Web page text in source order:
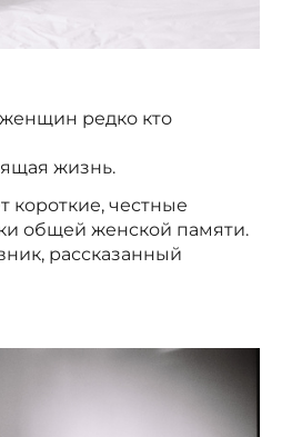
редко кто
жизнь.
короткие, честные
общей женской памяти.
рассказанный